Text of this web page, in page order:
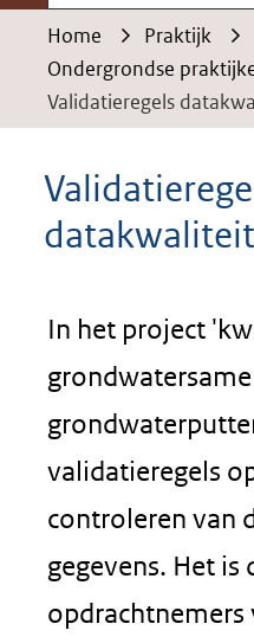
Home Praktijk
Ondergrondse
Validatieregels
datakwaliteit
In het project
validatieregels
controleren van
gegevens. Het
opdrachtnemers